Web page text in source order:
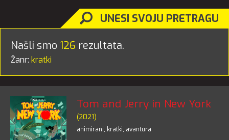
UNESI SVOJU PRETRAGU
Našli smo 126 rezultata.
Žanr: kratki
Tom and Jerry in New York
(2021)
animirani, kratki, avantura